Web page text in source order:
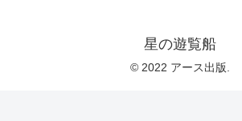
星の遊覧船
© 2022 アース出版.